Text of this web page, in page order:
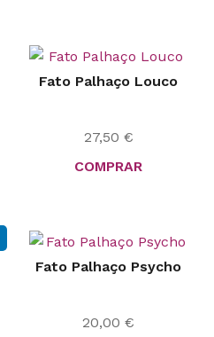
Fato Palhaço Louco
27,50 €
COMPRAR
Fato Palhaço Psycho
20,00 €